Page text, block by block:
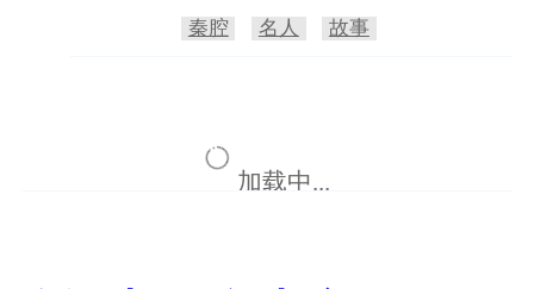
耗，宗保不幸阵亡。为报国仇家恨，
佘太君凛然挂帅，穆桂英继承亡夫遗
秦腔 名人 故事
加载中...